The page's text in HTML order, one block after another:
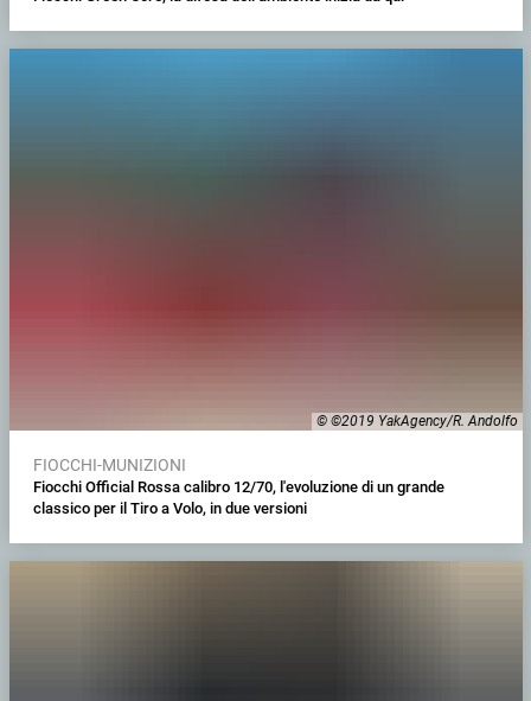
© ©2019 YakAgency/R. Andolfo
FIOCCHI-MUNIZIONI
Fiocchi Official Rossa calibro 12/70, l'evoluzione di un grande
classico per il Tiro a Volo, in due versioni